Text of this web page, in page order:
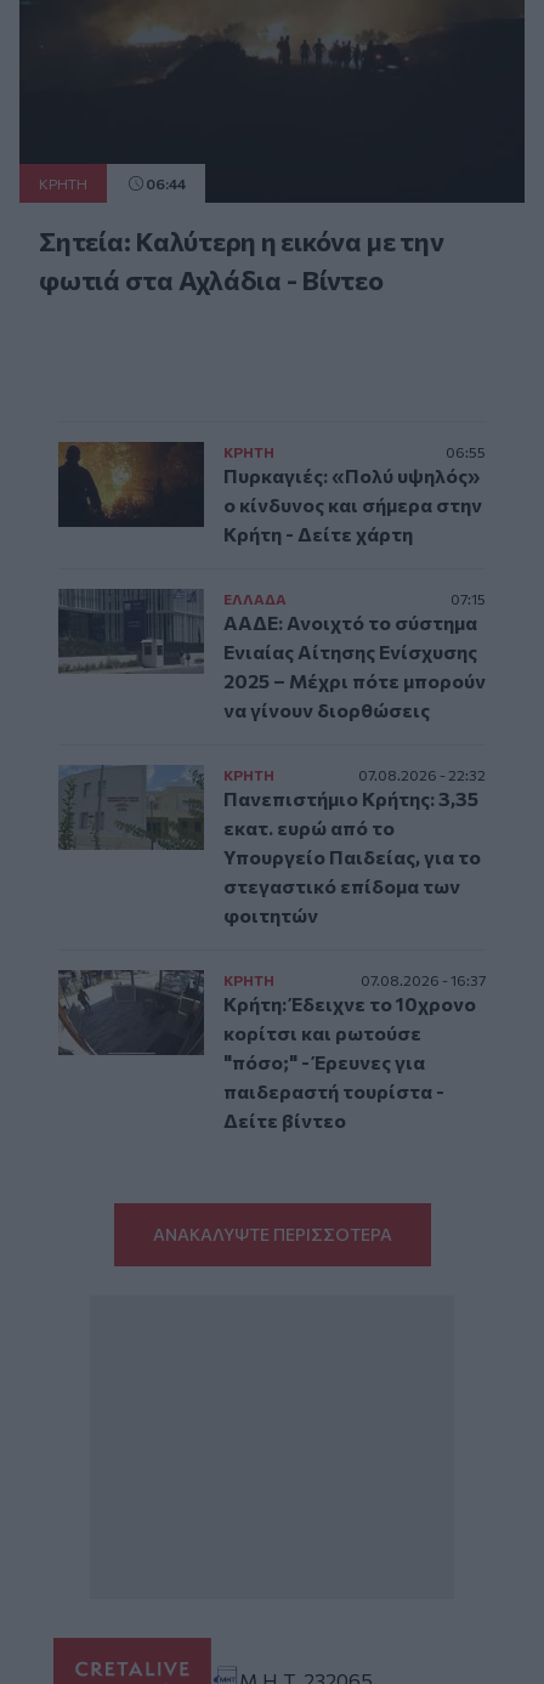
ΚΡΗΤΗ 06:44
Σητεία: Καλύτερη η εικόνα με την
φωτιά στα Αχλάδια - Βίντεο
ΚΡΗΤΗ 06:55
Πυρκαγιές: «Πολύ υψηλός»
ο κίνδυνος και σήμερα στην
Κρήτη - Δείτε χάρτη
ΕΛΛAΔΑ 07:15
ΑΑΔΕ: Ανοιχτό το σύστημα
Ενιαίας Αίτησης Ενίσχυσης
2025 – Μέχρι πότε μπορούν
να γίνουν διορθώσεις
ΚΡΗΤΗ 07.08.2026 - 22:32
Πανεπιστήμιο Κρήτης: 3,35
εκατ. ευρώ από το
Υπουργείο Παιδείας, για το
στεγαστικό επίδομα των
φοιτητών
ΚΡΗΤΗ 07.08.2026 - 16:37
Κρήτη: Έδειχνε το 10χρονο
κορίτσι και ρωτούσε
"πόσο;" - Έρευνες για
παιδεραστή τουρίστα -
Δείτε βίντεο
ΑΝΑΚΑΛΥΨΤΕ ΠΕΡΙΣΣΟΤΕΡΑ
Μ.Η.Τ. 232065